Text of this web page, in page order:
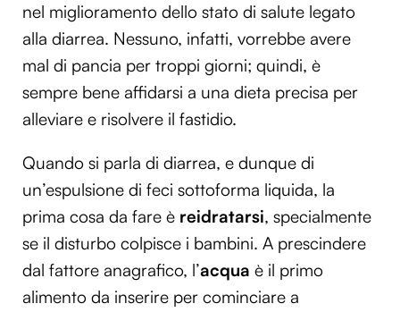
nel miglioramento dello stato di salute legato
alla diarrea. Nessuno, infatti, vorrebbe avere
mal di pancia per troppi giorni; quindi, è
sempre bene affidarsi a una dieta precisa per
alleviare e risolvere il fastidio.
Quando si parla di diarrea, e dunque di
un’espulsione di feci sottoforma liquida, la
prima cosa da fare è reidratarsi, specialmente
se il disturbo colpisce i bambini. A prescindere
dal fattore anagrafico, l’acqua è il primo
alimento da inserire per cominciare a